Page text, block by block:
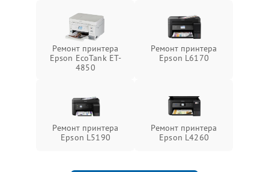
Ремонт принтера
Epson EcoTank ET-
4850
Ремонт принтера
Epson L6170
Ремонт принтера
Epson L5190
Ремонт принтера
Epson L4260